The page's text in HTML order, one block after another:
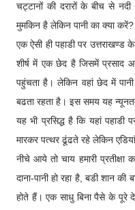
चट्टानों की दरारों के बीच से
मुमकिन है लेकिन पानी का क्या करें?
एक ऐसी ही पहाडी पर उत्तराखण्ड
शीर्ष में एक छेद है जिसमें प्रसाद
पहुंचता है। लेकिन वहां छेद में
बढता रहता है। इस समय यह
यह भी प्रसिद्ध है कि यहां
मारकर पत्थर ढूंढते रहे लेकिन
नीचे आये तो चाय हमारी
दाना-पानी हो रहा है, बडी शान
होते हैं। एक साधु बिना पैसे के पूरे